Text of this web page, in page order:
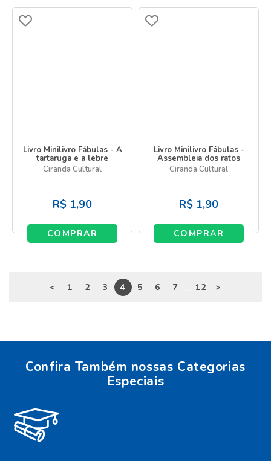
Livro Minilivro Fábulas - A
tartaruga e a lebre
Ciranda Cultural
R$ 1,90
COMPRAR
Livro Minilivro Fábulas -
Assembleia dos ratos
Ciranda Cultural
R$ 1,90
COMPRAR
< 1 2 3 4 5 6 7 12 >
Confira Também nossas Categorias
Especiais